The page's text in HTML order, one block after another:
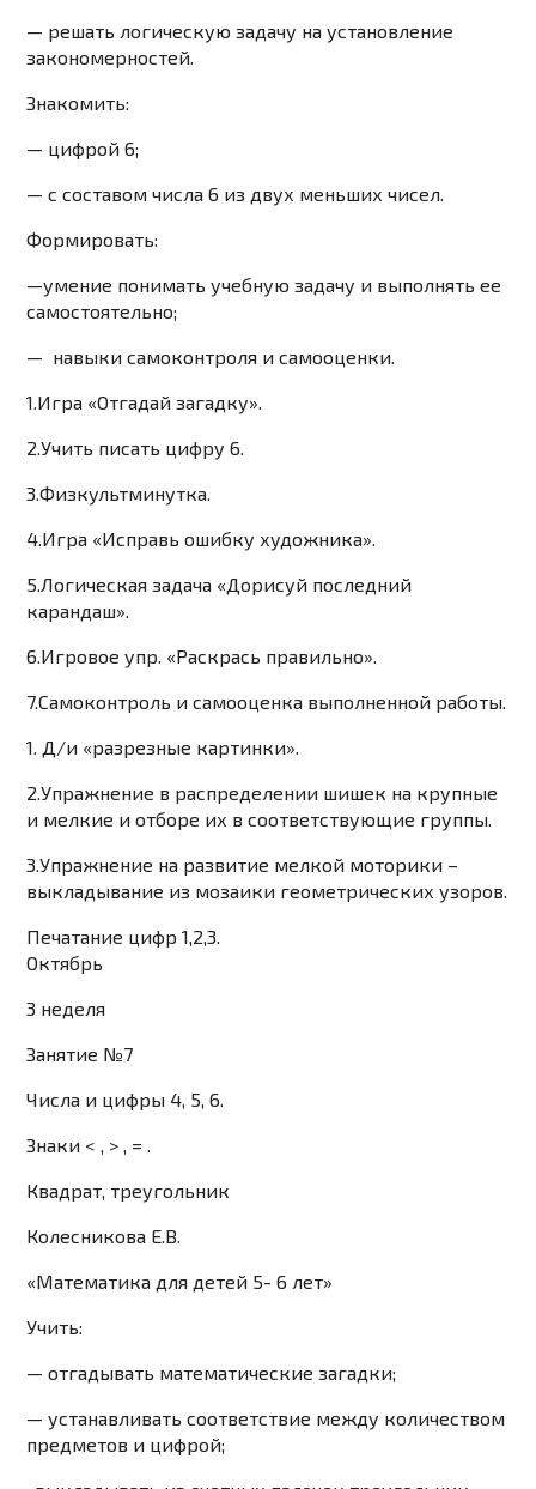
— решать логическую задачу на установление
закономерностей.
Знакомить:
— цифрой 6;
— с составом числа 6 из двух меньших чисел.
Формировать:
—умение понимать учебную задачу и выполнять ее
самостоятельно;
— навыки самоконтроля и самооценки.
1.Игра «Отгадай загадку».
2.Учить писать цифру 6.
3.Физкультминутка.
4.Игра «Исправь ошибку художника».
5.Логическая задача «Дорисуй последний
карандаш».
6.Игровое упр. «Раскрась правильно».
7.Самоконтроль и самооценка выполненной работы.
1. Д/и «разрезные картинки».
2.Упражнение в распределении шишек на крупные
и мелкие и отборе их в соответствующие группы.
3.Упражнение на развитие мелкой моторики –
выкладывание из мозаики геометрических узоров.
Печатание цифр 1,2,3.
Октябрь
3 неделя
Занятие №7
Числа и цифры 4, 5, 6.
Знаки < , > , = .
Квадрат, треугольник
Колесникова Е.В.
«Математика для детей 5- 6 лет»
Учить:
— отгадывать математические загадки;
— устанавливать соответствие между количеством
предметов и цифрой;